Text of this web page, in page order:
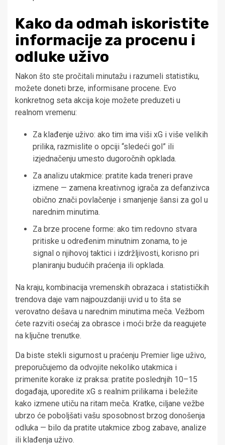
Kako da odmah iskoristite
informacije za procenu i
odluke uživo
Nakon što ste pročitali minutažu i razumeli statistiku,
možete doneti brze, informisane procene. Evo
konkretnog seta akcija koje možete preduzeti u
realnom vremenu:
Za klađenje uživo: ako tim ima viši xG i više velikih
prilika, razmislite o opciji “sledeći gol” ili
izjednačenju umesto dugoročnih opklada.
Za analizu utakmice: pratite kada treneri prave
izmene — zamena kreativnog igrača za defanzivca
obično znači povlačenje i smanjenje šansi za gol u
narednim minutima.
Za brze procene forme: ako tim redovno stvara
pritiske u određenim minutnim zonama, to je
signal o njihovoj taktici i izdržljivosti, korisno pri
planiranju budućih praćenja ili opklada.
Na kraju, kombinacija vremenskih obrazaca i statističkih
trendova daje vam najpouzdaniji uvid u to šta se
verovatno dešava u narednim minutima meča. Vežbom
ćete razviti osećaj za obrasce i moći brže da reagujete
na ključne trenutke.
Da biste stekli sigurnost u praćenju Premier lige uživo,
preporučujemo da odvojite nekoliko utakmica i
primenite korake iz praksa: pratite poslednjih 10–15
događaja, uporedite xG s realnim prilikama i beležite
kako izmene utiču na ritam meča. Kratke, ciljane vežbe
ubrzo će poboljšati vašu sposobnost brzog donošenja
odluka — bilo da pratite utakmice zbog zabave, analize
ili klađenja uživo.